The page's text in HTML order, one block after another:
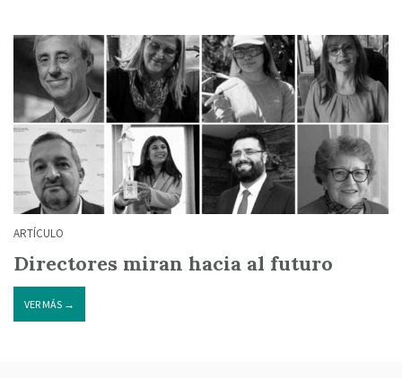
ARTÍCULO
Directores miran hacia al futuro
VER MÁS →